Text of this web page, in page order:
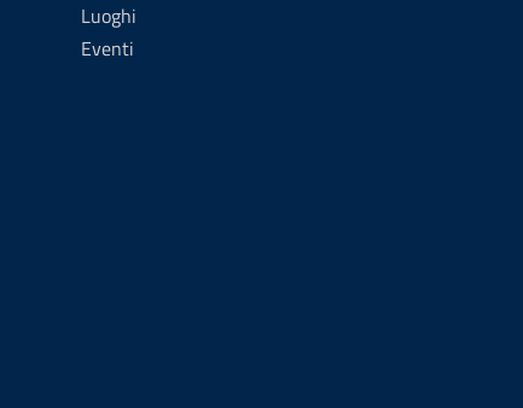
Luoghi
Eventi